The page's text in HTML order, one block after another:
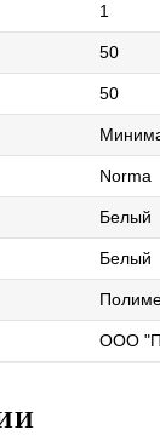
1
50
50
Norma
Белый
Белый
ООО